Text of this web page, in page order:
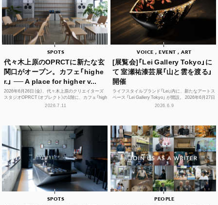
SPOTS
代々木上原のOPRCTに新たな玄
関口がオープン。カフェ「highe
r.」 ── A place for higher v...
2026年6月26日（金）、代々木上原のクリエイターズ
スタジオOPRCT（オプレクト）の1階に、カフェ「high
er.」（ハイアー）がグランドオープンし...
2026.7.11
VOICE , EVENT , ART
[展覧会]「Lei Gallery Tokyo」に
て 室瀬祐漆芸展「山と雲を渡る」
開催
ライフスタイルブランド「Lei」内に、新たなアートス
ペース 「Lei Gallery Tokyo」 が開設。 2026年6月27日
（土）から、初の企画展...2026.6.9
SPOTS PEOPLE